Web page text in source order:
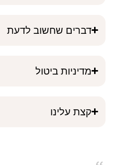
דברים שחשוב לדעת
מדיניות ביטול
קצת עלינו